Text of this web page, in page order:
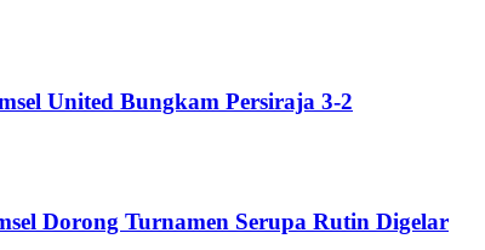
United Bungkam Persiraja 3-2
Dorong Turnamen Serupa Rutin Digelar